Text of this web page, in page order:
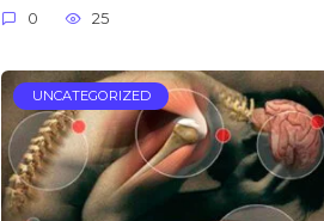
0 25
UNCATEGORIZED